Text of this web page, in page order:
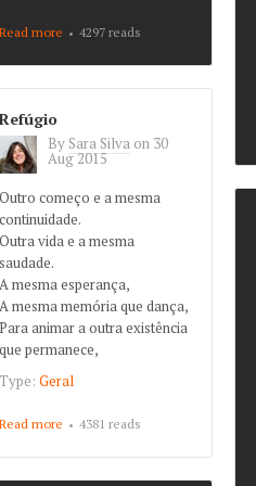
Read more about O Perdão, a
Esquecimento
4297 reads
Refúgio
By Sara Silva on 30
Aug 2015
Outro começo e a mesma
continuidade.
Outra vida e a mesma
saudade.
A mesma esperança,
A mesma memória que dança,
Para animar a outra existência
que permanece,
Type: Geral
Read more about Refúgio
4381 reads